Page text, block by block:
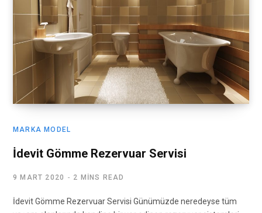
MARKA MODEL
İdevit Gömme Rezervuar Servisi
9 MART 2020 2 MINS READ
İdevit Gömme Rezervuar Servisi Günümüzde neredeyse tüm